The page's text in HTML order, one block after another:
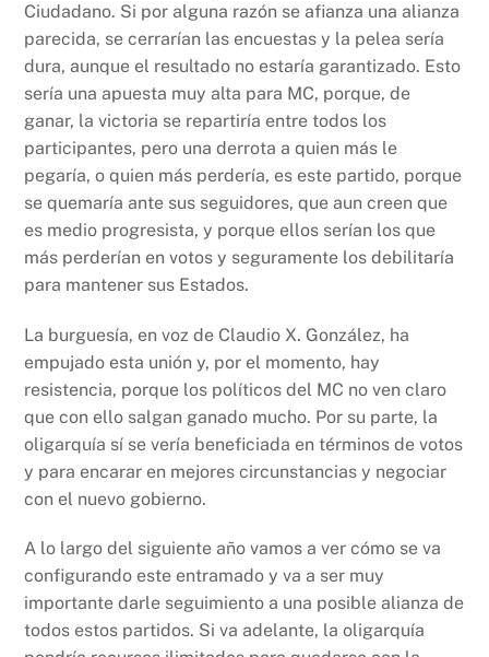
Ciudadano. Si por alguna razón se afianza una alianza
parecida, se cerrarían las encuestas y la pelea sería
dura, aunque el resultado no estaría garantizado. Esto
sería una apuesta muy alta para MC, porque, de
ganar, la victoria se repartiría entre todos los
participantes, pero una derrota a quien más le
pegaría, o quien más perdería, es este partido, porque
se quemaría ante sus seguidores, que aun creen que
es medio progresista, y porque ellos serían los que
más perderían en votos y seguramente los debilitaría
para mantener sus Estados.
La burguesía, en voz de Claudio X. González, ha
empujado esta unión y, por el momento, hay
resistencia, porque los políticos del MC no ven claro
que con ello salgan ganado mucho. Por su parte, la
oligarquía sí se vería beneficiada en términos de votos
y para encarar en mejores circunstancias y negociar
con el nuevo gobierno.
A lo largo del siguiente año vamos a ver cómo se va
configurando este entramado y va a ser muy
importante darle seguimiento a una posible alianza de
todos estos partidos. Si va adelante, la oligarquía